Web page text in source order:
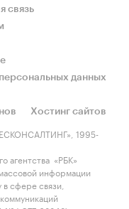
связь
данных
Хостинг сайтов
1995-
агентства «РБК»
информации
сфере связи,